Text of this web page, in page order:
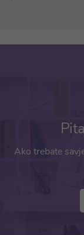
Ako trebate